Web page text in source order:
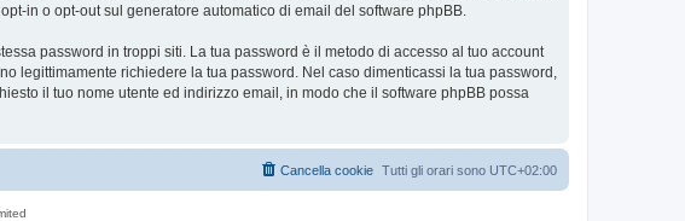
in o opt-out sul generatore automatico di email del software phpBB.
password in troppi siti. La tua password è il metodo di accesso al tuo account
legittimamente richiedere la tua password. Nel caso dimenticassi la tua password,
il tuo nome utente ed indirizzo email, in modo che il software phpBB possa
Tutti gli orari sono UTC+02:00
Cancella cookie